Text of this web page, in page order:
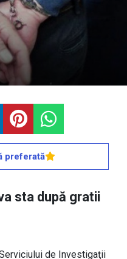
preferată
sta după gratii
de Investigaţii